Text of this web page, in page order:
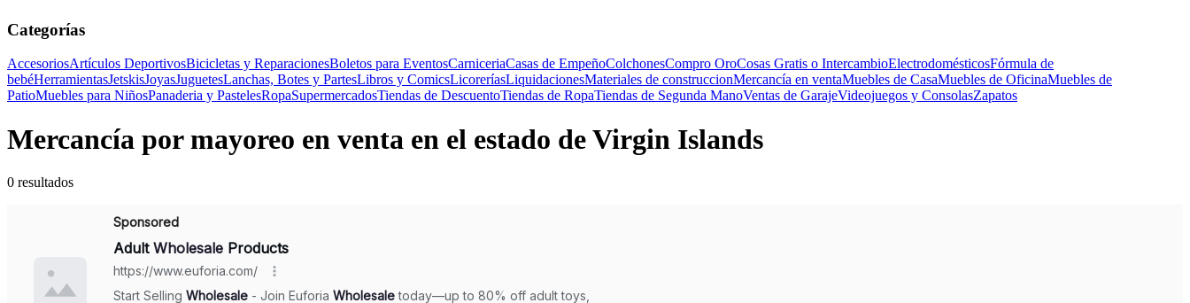
Categorías
AccesoriosArtículos DeportivosBicicletas y ReparacionesBoletos para EventosCarniceriaCasas de EmpeñoColchonesCompro OroCosas Gratis o IntercambioElectrodomésticosFórmula de
bebéHerramientasJetskisJoyasJuguetesLanchas, Botes y PartesLibros y ComicsLicoreríasLiquidacionesMateriales de construccionMercancía en ventaMuebles de CasaMuebles de OficinaMuebles de
PatioMuebles para NiñosPanaderia y PastelesRopaSupermercadosTiendas de DescuentoTiendas de RopaTiendas de Segunda ManoVentas de GarajeVideojuegos y ConsolasZapatos
Mercancía por mayoreo en venta en el estado de Virgin Islands
0 resultados